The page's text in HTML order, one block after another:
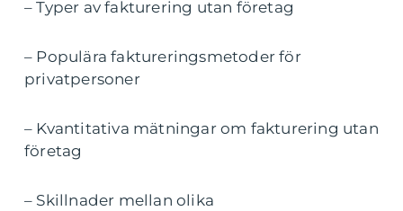
– Typer av fakturering utan företag
– Populära faktureringsmetoder för
privatpersoner
– Kvantitativa mätningar om fakturering utan
företag
– Skillnader mellan olika